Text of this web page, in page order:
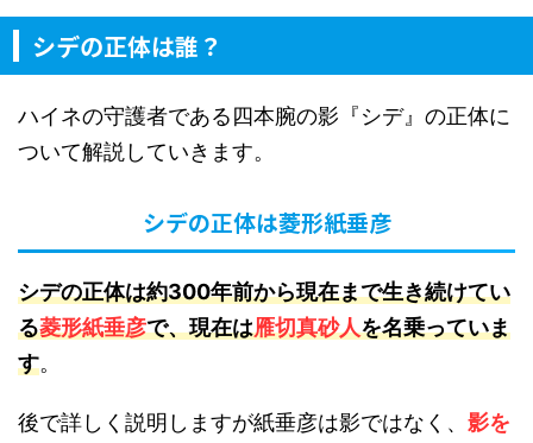
シデの正体は誰？
ハイネの守護者である四本腕の影『シデ』の正体に
ついて解説していきます。
シデの正体は菱形紙垂彦
シデの正体は約300年前から現在まで生き続けてい
る菱形紙垂彦で、現在は雁切真砂人を名乗っていま
す。
後で詳しく説明しますが紙垂彦は影ではなく、 影を